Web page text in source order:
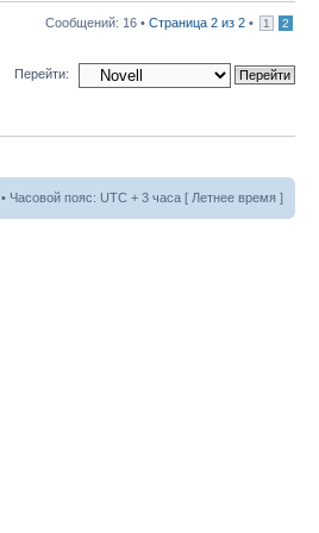
Сообщений: 16 • Страница 2 из 2 • 1 2
Перейти:
• Часовой пояс: UTC + 3 часа [ Летнее время ]